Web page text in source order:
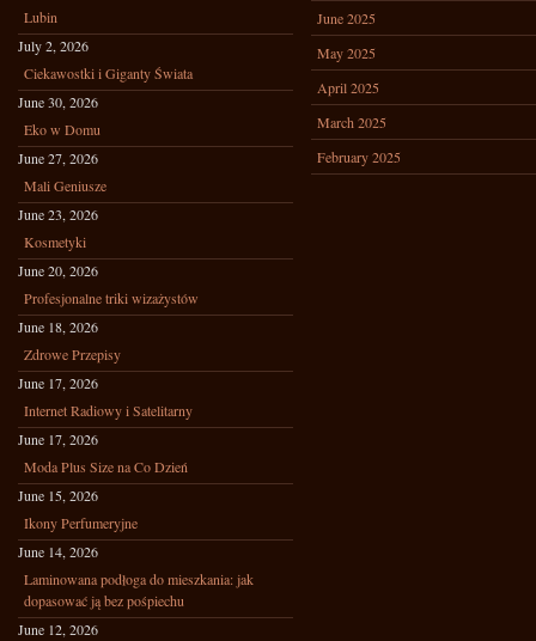
Lubin
July 2, 2026
Ciekawostki i Giganty Świata
June 30, 2026
Eko w Domu
June 27, 2026
Mali Geniusze
June 23, 2026
Kosmetyki
June 20, 2026
Profesjonalne triki wizażystów
June 18, 2026
Zdrowe Przepisy
June 17, 2026
Internet Radiowy i Satelitarny
June 17, 2026
Moda Plus Size na Co Dzień
June 15, 2026
Ikony Perfumeryjne
June 14, 2026
Laminowana podłoga do mieszkania: jak
dopasować ją bez pośpiechu
June 12, 2026
June 2025
May 2025
April 2025
March 2025
February 2025